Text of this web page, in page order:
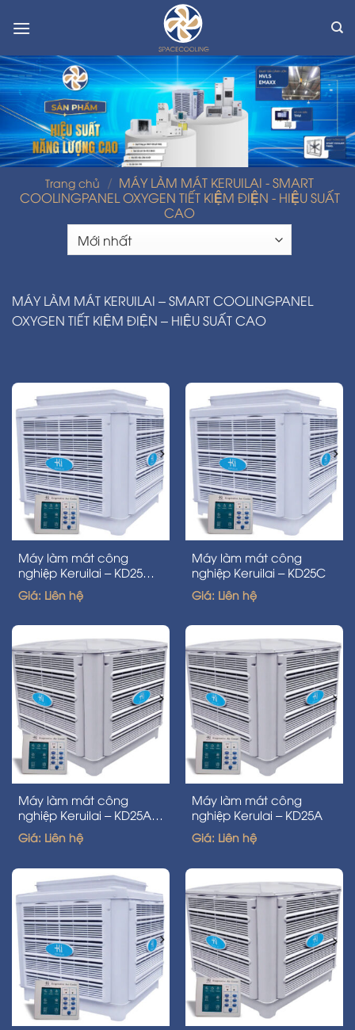
Trang chủ / MÁY LÀM MÁT KERUILAI - SMART
COOLINGPANEL OXYGEN TIẾT KIỆM ĐIỆN - HIỆU SUẤT
CAO
MÁY LÀM MÁT KERUILAI – SMART COOLINGPANEL
OXYGEN TIẾT KIỆM ĐIỆN – HIỆU SUẤT CAO
Máy làm mát công
nghiệp Keruilai – KD25C-
Giá: Liên hệ
Máy làm mát công
nghiệp Keruilai – KD25C
Giá: Liên hệ
Máy làm mát công
nghiệp Keruilai – KD25A-
V
Giá: Liên hệ
Máy làm mát công
nghiệp Kerulai – KD25A
Giá: Liên hệ